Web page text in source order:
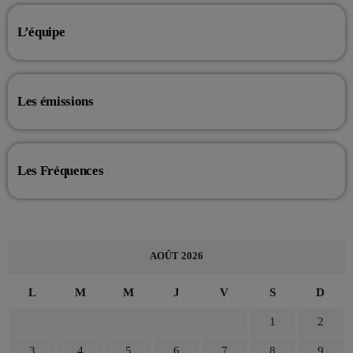
L’équipe
Les émissions
Les Fréquences
AOÛT 2026
L M M J V S D
1 2